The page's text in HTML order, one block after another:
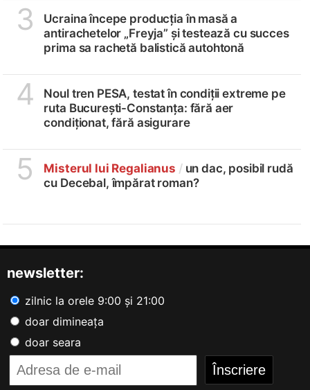
3
Ucraina începe producția în masă a
antirachetelor „Freyja” și testează cu succes
prima sa rachetă balistică autohtonă
4
Noul tren PESA, testat în condiții extreme pe
ruta București-Constanța: fără aer
condiționat, fără asigurare
5 Misterul lui Regalianus /un dac, posibil rudă
cu Decebal, împărat roman?
newsletter:
zilnic la orele 9:00 și 21:00
doar dimineața
doar seara